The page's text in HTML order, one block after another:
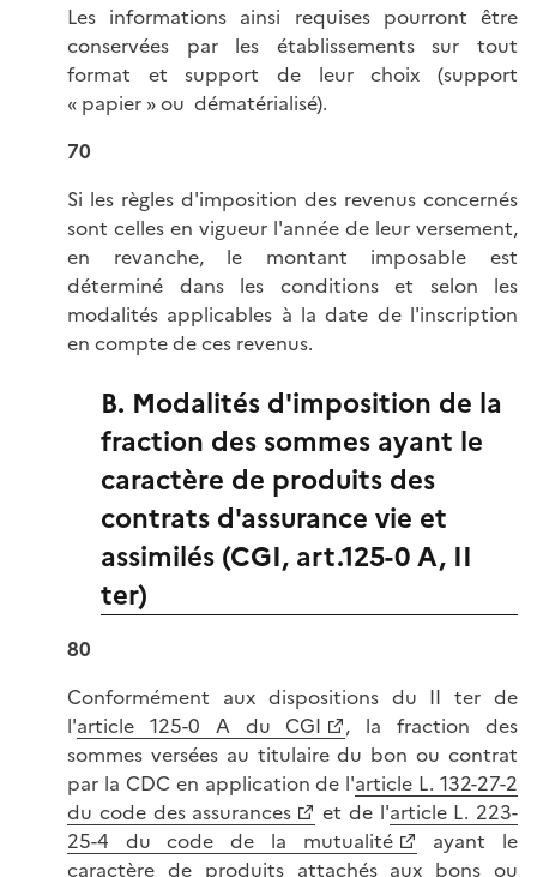
Les informations ainsi requises pourront être
conservées par les établissements sur tout
format et support de leur choix (support
« papier » ou dématérialisé).
70
Si les règles d'imposition des revenus concernés
sont celles en vigueur l'année de leur versement,
en revanche, le montant imposable est
déterminé dans les conditions et selon les
modalités applicables à la date de l'inscription
en compte de ces revenus.
B. Modalités d'imposition de la
fraction des sommes ayant le
caractère de produits des
contrats d'assurance vie et
assimilés (CGI, art.125-0 A, II
ter)
80
Conformément aux dispositions du II ter de
l'article 125-0 A du CGI
, la fraction des
sommes versées au titulaire du bon ou contrat
par la CDC en application de l'article L. 132-27-2
du code des assurances
et de l'article L. 223-
25-4 du code de la mutualité
ayant le
caractère de produits attachés aux bons ou